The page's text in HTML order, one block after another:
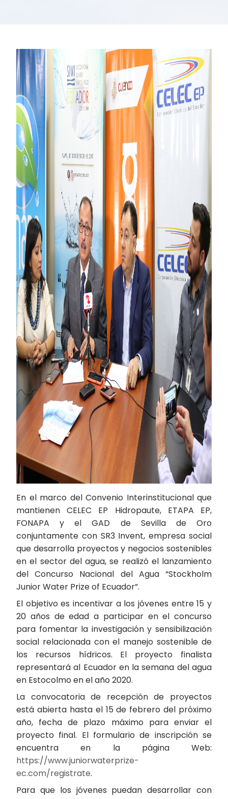
En el marco del Convenio Interinstitucional que
mantienen CELEC EP Hidropaute, ETAPA EP,
FONAPA y el GAD de Sevilla de Oro
conjuntamente con SR3 Invent, empresa social
que desarrolla proyectos y negocios sostenibles
en el sector del agua, se realizó el lanzamiento
del Concurso Nacional del Agua “Stockholm
Junior Water Prize of Ecuador”.
El objetivo es incentivar a los jóvenes entre 15 y
20 años de edad a participar en el concurso
para fomentar la investigación y sensibilización
social relacionada con el manejo sostenible de
los recursos hídricos. El proyecto finalista
representará al Ecuador en la semana del agua
en Estocolmo en el año 2020.
La convocatoria de recepción de proyectos
está abierta hasta el 15 de febrero del próximo
año, fecha de plazo máximo para enviar el
proyecto final. El formulario de inscripción se
encuentra en la página Web:
https://www.juniorwaterprize-
ec.com/registrate.
Para que los jóvenes puedan desarrollar con